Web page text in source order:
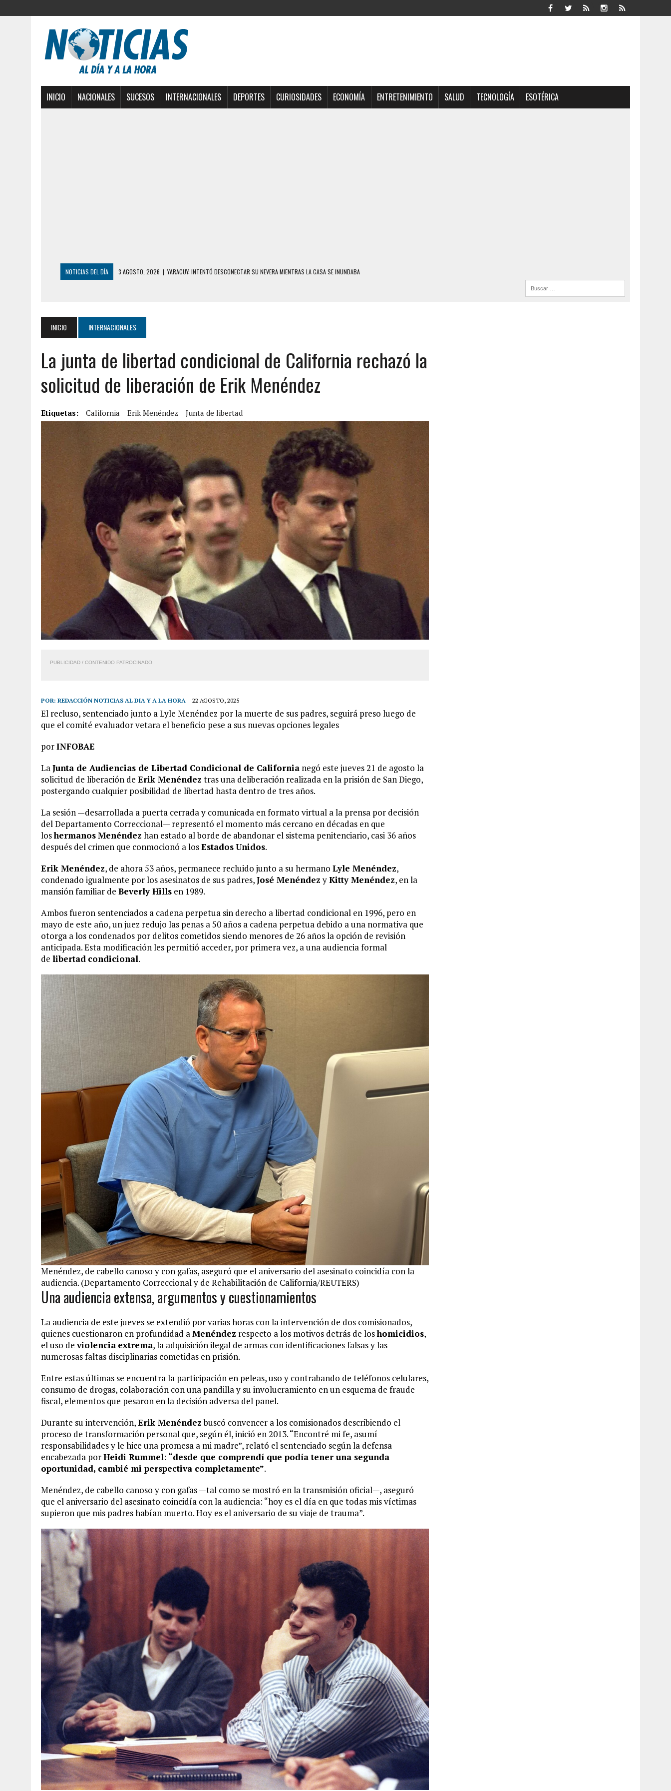
INICIO NACIONALES SUCESOS INTERNACIONALES DEPORTES CURIOSIDADES ECONOMÍA ENTRETENIMIENTO SALUD TECNOLOGÍA ESOTÉRICA
NOTICIAS DEL DÍA 3 AGOSTO, 2026 | YARACUY: INTENTÓ DESCONECTAR SU NEVERA MIENTRAS LA CASA SE INUNDABA
6 AGOSTO, 2026 | MISTERIOSA MUERTE DE MODELO EN MONAGAS: HALLARON EL CUERPO DENTRO DE SU CASA
6 AGOSTO, 2026
BARINAS: ADOLESCENTE SE QUITÓ LA VIDA TRAS SER ACOSADA Y ABUSADA POR LA PAREJA DE SU ABUELA
6 AGOSTO, 2026 | CONMOCIÓN EN COLORADO POR ASESINATO DE UNA ADOLESCENTE VENEZOLANA EN REUNIÓN CON AMIGOS
5 AGOSTO, 2026
PRESUNTO BROTE PSICÓTICO POR FALTA DE TRATAMIENTO DESENCADENÓ TRAGEDIA FAMILIAR
3 AGOSTO, 2026 | LA INCREÍBLE FORMA EN LA QUE SOBREVIVIÓ UN HOMBRE Y SU FAMILIA TRAS LOS TERREMOTOS: CAYERON DESDE EL PISO NUEVE DEL
EDIFICIO PETUNIA
INICIO INTERNACIONALES
La junta de libertad condicional de California rechazó la
solicitud de liberación de Erik Menéndez
Etiquetas: California Erik Menéndez Junta de libertad
PUBLICIDAD / CONTENIDO PATROCINADO
POR: REDACCIÓN NOTICIAS AL DIA Y A LA HORA 22 AGOSTO, 2025
El recluso, sentenciado junto a Lyle Menéndez por la muerte de sus padres, seguirá preso luego de
que el comité evaluador vetara el beneficio pese a sus nuevas opciones legales
porINFOBAE
LaJunta de Audiencias de Libertad Condicional de California negó este jueves 21 de agosto la
solicitud de liberación de Erik Menéndez tras una deliberación realizada en la prisión de San Diego,
postergando cualquier posibilidad de libertad hasta dentro de tres años.
La sesión —desarrollada a puerta cerrada y comunicada en formato virtual a la prensa por decisión
del Departamento Correccional— representó el momento más cercano en décadas en que
loshermanosMenéndez han estado al borde de abandonar el sistema penitenciario, casi 36 años
después del crimen que conmocionó a losEstadosUnidos.
Erik Menéndez, de ahora 53 años, permanece recluido junto a su hermano Lyle Menéndez,
condenado igualmente por los asesinatos de sus padres,José MenéndezyKitty Menéndez, en la
mansión familiar de Beverly Hills en 1989.
Ambos fueron sentenciados a cadena perpetua sin derecho a libertad condicional en 1996, pero en
mayo de este año, un juez redujo las penas a 50 años a cadena perpetua debido a una normativa que
otorga a los condenados por delitos cometidos siendo menores de 26 años la opción de revisión
anticipada. Esta modificación les permitió acceder, por primera vez, a una audiencia formal
de libertad condicional.
Menéndez, de cabello canoso y con gafas, aseguró que el aniversario del asesinato coincidía con la
audiencia. (Departamento Correccional y de Rehabilitación de California/REUTERS)
Una audiencia extensa, argumentos y cuestionamientos
La audiencia de este jueves se extendió por varias horas con la intervención de dos comisionados,
quienes cuestionaron en profundidad aMenéndez respecto a los motivos detrás de loshomicidios,
el uso deviolencia extrema, la adquisición ilegal de armas con identificaciones falsas y las
numerosas faltas disciplinarias cometidas en prisión.
Entre estas últimas se encuentra la participación en peleas, uso y contrabando de teléfonos celulares,
consumo de drogas, colaboración con una pandilla y su involucramiento en un esquema de fraude
fiscal, elementos que pesaron en la decisión adversa del panel.
Durante su intervención,Erik Menéndezbuscó convencer a los comisionados describiendo el
proceso de transformación personal que, según él, inició en 2013. “Encontré mi fe, asumí
responsabilidades y le hice una promesa a mi madre”, relató el sentenciado según la defensa
encabezada porHeidi Rummel: “desde que comprendí que podía tener una segunda
oportunidad, cambié mi perspectiva completamente”.
Menéndez, de cabello canoso y con gafas —tal como se mostró en la transmisión oficial—, aseguró
que el aniversario del asesinato coincidía con la audiencia: “hoy es el día en que todas mis víctimas
supieron que mis padres habían muerto. Hoy es el aniversario de su viaje de trauma”.